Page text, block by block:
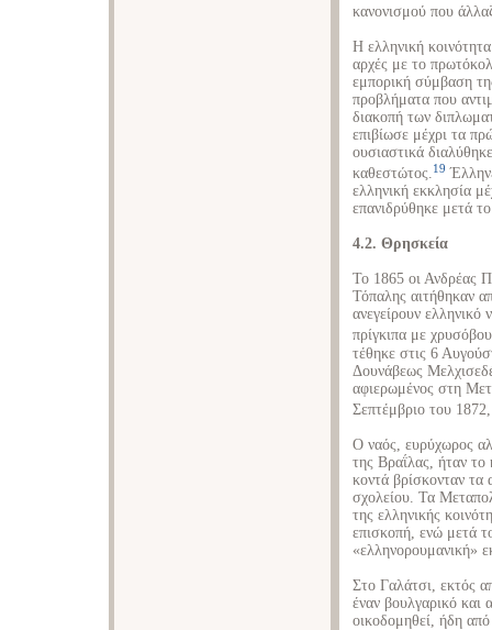
κανονισμού που
Η ελληνική
αρχές με το
εμπορική σύμβαση
προβλήματα που
διακοπή των
επιβίωσε μέχρι τα
ουσιαστικά
καθεστώτος.19
ελληνική εκκλησία
επανιδρύθηκε μετά
4.2. Θρησκεία
Το 1865 οι Ανδρέας
Τόπαλης αιτήθηκαν
ανεγείρουν ελληνικό
πρίγκιπα με
τέθηκε στις 6
Δουνάβεως
αφιερωμένος στη
Σεπτέμβριο του
Ο ναός, ευρύχωρος
της Βραΐλας, ήταν το
κοντά βρίσκονταν τα
σχολείου. Τα
της ελληνικής
επισκοπή, ενώ μετά
«ελληνορουμανική»
Στο Γαλάτσι, εκτός
έναν βουλγαρικό και
οικοδομηθεί, ήδη